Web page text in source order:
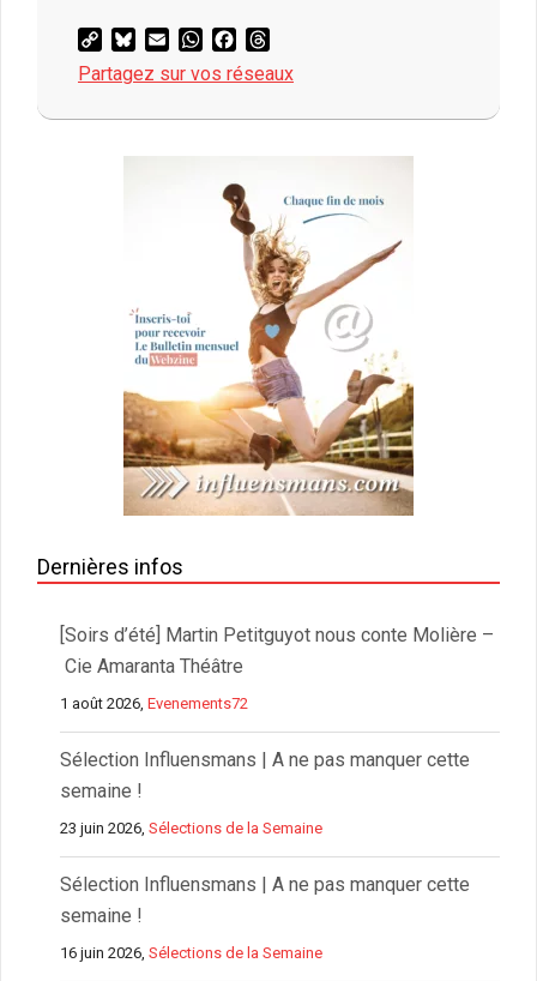
Copy
Link
Bluesky
Email WhatsAppFacebook
Partagez sur vos réseaux
2020-
Dernières infos
[Soirs d’été] Martin Petitguyot nous conte Molière –
Cie Amaranta Théâtre
1 août 2026,Evenements72
Sélection Influensmans | A ne pas manquer cette
semaine !
23 juin 2026,Sélections de la Semaine
Sélection Influensmans | A ne pas manquer cette
semaine !
16 juin 2026,Sélections de la Semaine